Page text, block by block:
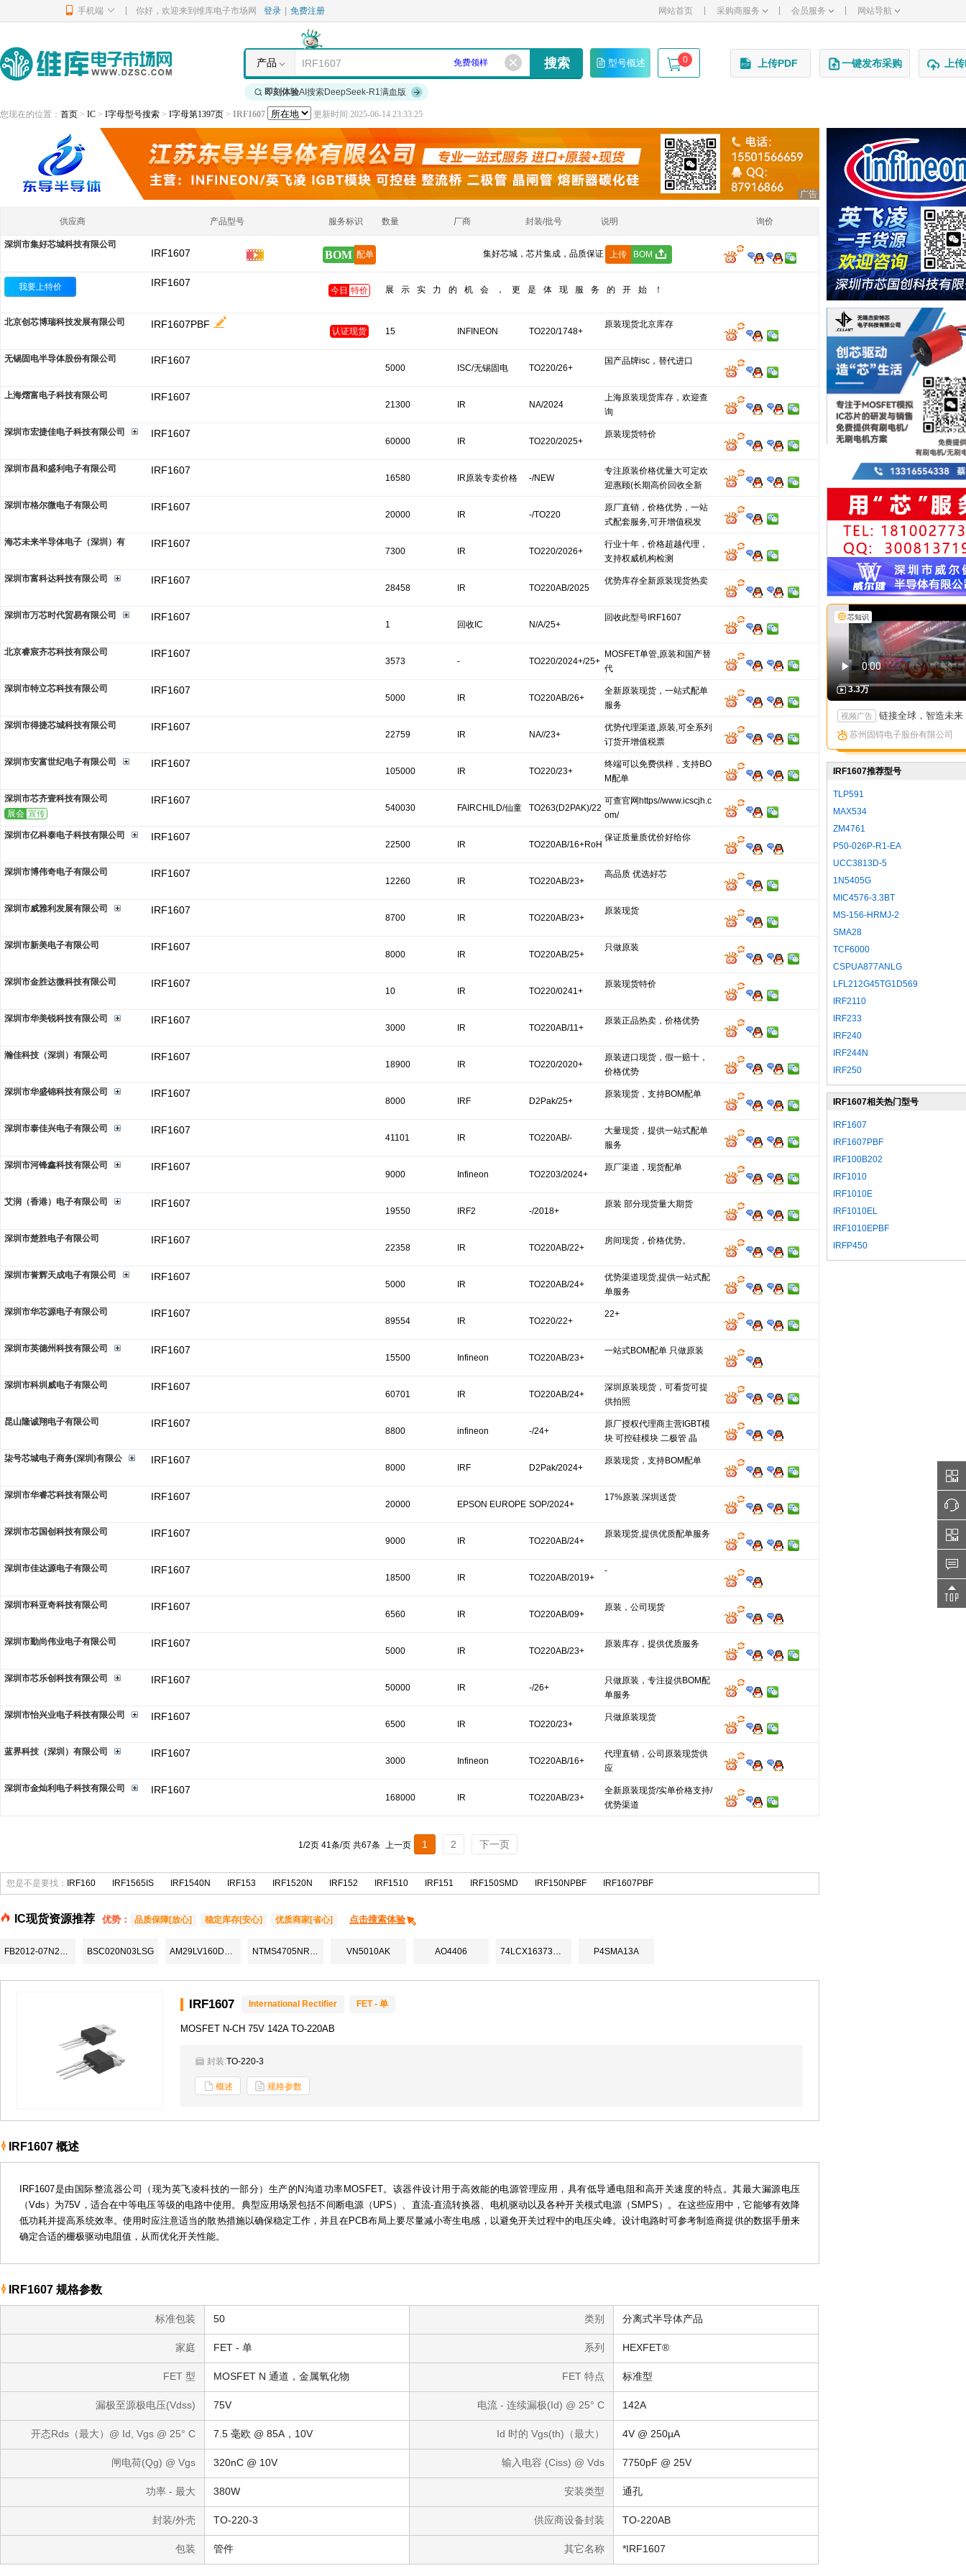
手机端 你好，欢迎来到维库电子市场网 登录 免费注册 网站首页 采购商服务 会员服务 网站导航
产品 免费领样 型号概述 0
即刻体验AI搜索DeepSeek-R1满血版
上传PDF 一键发布采购 上
您现在的位置： 首页 > IC > I字母型号搜索 > I字母第1397页 > IRF1607 更新时间:2025-06-14 23:33:25
广告
供应商 产品型号 服务标识 数量 厂商 封装/批号 说明 询价
深圳市集好芯城科技有限公司
IRF1607 BOM 配单 集好芯城，芯片集成，品质保证 上传 BOM
我要上特价 IRF1607
今日 特价 展示实力的机会，更是体现服务的开始！
北京创芯博瑞科技发展有限公司 IRF1607PBF
认证现货 15 INFINEON TO220/1748+
原装现货北京库存
无锡固电半导体股份有限公司 IRF1607
5000 ISC/无锡固电 TO220/26+
国产品牌isc，替代进口
上海熠富电子科技有限公司 IRF1607
21300 IR NA/2024
上海原装现货库存，欢迎查
询
深圳市宏捷佳电子科技有限公司
IRF1607
60000 IR TO220/2025+
原装现货特价
深圳市昌和盛利电子有限公司 IRF1607
16580 IR原装专卖价格 -/NEW
专注原装价格优量大可定欢
迎惠顾(长期高价回收全新
深圳市格尔微电子有限公司
IRF1607
20000 IR -/TO220
原厂直销，价格优势，一站
式配套服务,可开增值税发
海芯未来半导体电子（深圳）有
IRF1607
7300 IR TO220/2026+
行业十年，价格超越代理，
支持权威机构检测
深圳市富科达科技有限公司
IRF1607
28458 IR TO220AB/2025
优势库存全新原装现货热卖
深圳市万芯时代贸易有限公司 IRF1607
1 回收IC N/A/25+
回收此型号IRF1607
北京睿宸齐芯科技有限公司 IRF1607
3573 - TO220/2024+/25+
MOSFET单管,原装和国产替
代
深圳市特立芯科技有限公司
IRF1607
5000 IR TO220AB/26+
全新原装现货，一站式配单
服务
深圳市得捷芯城科技有限公司
IRF1607
22759 IR NA//23+
优势代理渠道,原装,可全系列
订货开增值税票
深圳市安富世纪电子有限公司
IRF1607
105000 IR TO220/23+
终端可以免费供样，支持BO
M配单
深圳市芯齐壹科技有限公司
展会 宣传
IRF1607
540030 FAIRCHILD/仙童 TO263(D2PAK)/22
+
可查官网https//www.icscjh.c
om/
深圳市亿科泰电子科技有限公司
IRF1607
22500 IR TO220AB/16+RoH
S
保证质量质优价好给你
深圳市博伟奇电子有限公司 IRF1607
12260 IR TO220AB/23+
高品质 优选好芯
深圳市威雅利发展有限公司 IRF1607
8700 IR TO220AB/23+
原装现货
深圳市新美电子有限公司 IRF1607
8000 IR TO220AB/25+
只做原装
深圳市金胜达微科技有限公司 IRF1607
10 IR TO220/0241+
原装现货特价
深圳市华美锐科技有限公司 IRF1607
3000 IR TO220AB/11+
原装正品热卖，价格优势
瀚佳科技（深圳）有限公司 IRF1607
18900 IR TO220/2020+
原装进口现货，假一赔十，
价格优势
深圳市华盛锦科技有限公司
IRF1607
8000 IRF D2Pak/25+
原装现货，支持BOM配单
深圳市泰佳兴电子有限公司 IRF1607
41101 IR TO220AB/-
大量现货，提供一站式配单
服务
深圳市河锋鑫科技有限公司
IRF1607
9000 Infineon TO2203/2024+
原厂渠道，现货配单
艾润（香港）电子有限公司 IRF1607
19550 IRF2 -/2018+
原装 部分现货量大期货
深圳市楚胜电子有限公司 IRF1607
22358 IR TO220AB/22+
房间现货，价格优势。
深圳市誉辉天成电子有限公司 IRF1607
5000 IR TO220AB/24+
优势渠道现货,提供一站式配
单服务
深圳市华芯源电子有限公司
IRF1607
89554 IR TO220/22+
22+
深圳市英德州科技有限公司 IRF1607
15500 Infineon TO220AB/23+
一站式BOM配单 只做原装
深圳市科圳威电子有限公司 IRF1607
60701 IR TO220AB/24+
深圳原装现货，可看货可提
供拍照
昆山隆诚翔电子有限公司
IRF1607
8800 infineon -/24+
原厂授权代理商主营IGBT模
块 可控硅模块 二极管 晶
柒号芯城电子商务(深圳)有限公
IRF1607
8000 IRF D2Pak/2024+
原装现货，支持BOM配单
深圳市华睿芯科技有限公司 IRF1607
20000 EPSON EUROPE SOP/2024+
17%原装.深圳送货
深圳市芯国创科技有限公司 IRF1607
9000 IR TO220AB/24+
原装现货,提供优质配单服务
深圳市佳达源电子有限公司 IRF1607
18500 IR TO220AB/2019+
-
深圳市科亚奇科技有限公司 IRF1607
6560 IR TO220AB/09+
原装，公司现货
深圳市勤尚伟业电子有限公司 IRF1607
5000 IR TO220AB/23+
原装库存，提供优质服务
深圳市芯乐创科技有限公司 IRF1607
50000 IR -/26+
只做原装，专注提供BOM配
单服务
深圳市怡兴业电子科技有限公司
IRF1607
6500 IR TO220/23+
只做原装现货
蓝界科技（深圳）有限公司 IRF1607
3000 Infineon TO220AB/16+
代理直销，公司原装现货供
应
深圳市金灿利电子科技有限公司
IRF1607
168000 IR TO220AB/23+
全新原装现货/实单价格支持/
优势渠道
1/2页 41条/页 共67条 上一页 1 2 下一页
您是不是要找： IRF160 IRF1565IS IRF1540N IRF153 IRF1520N IRF152 IRF1510 IRF151 IRF150SMD IRF150NPBF IRF1607PBF
IC现货资源推荐 优势： 品质保障[放心] 稳定库存[安心] 优质商家[省心] 点击搜索体验
FB2012-07N2R4CT/LF BSC020N03LSG AM29LV160DT-90EC NTMS4705NR2G VN5010AK AO4406 74LCX16373MTDX P4SMA13A
IRF1607 International Rectifier FET - 单
MOSFET N-CH 75V 142A TO-220AB
封装:TO-220-3
概述 规格参数
IRF1607 概述
IRF1607是由国际整流器公司（现为英飞凌科技的一部分）生产的N沟道功率MOSFET。该器件设计用于高效能的电源管理应用，具有低导通电阻和高开关速度的特点。其最大漏源电压
（Vds）为75V，适合在中等电压等级的电路中使用。典型应用场景包括不间断电源（UPS）、直流-直流转换器、电机驱动以及各种开关模式电源（SMPS）。在这些应用中，它能够有效降
低功耗并提高系统效率。使用时应注意适当的散热措施以确保稳定工作，并且在PCB布局上要尽量减小寄生电感，以避免开关过程中的电压尖峰。设计电路时可参考制造商提供的数据手册来
确定合适的栅极驱动电阻值，从而优化开关性能。
IRF1607 规格参数
标准包装 50 类别 分离式半导体产品
家庭 FET - 单 系列 HEXFET®
FET 型 MOSFET N 通道，金属氧化物 FET 特点 标准型
漏极至源极电压(Vdss) 75V 电流 - 连续漏极(Id) @ 25° C 142A
开态Rds（最大）@ Id, Vgs @ 25° C 7.5 毫欧 @ 85A，10V Id 时的 Vgs(th)（最大） 4V @ 250µA
闸电荷(Qg) @ Vgs 320nC @ 10V 输入电容 (Ciss) @ Vds 7750pF @ 25V
功率 - 最大 380W 安装类型 通孔
封装/外壳 TO-220-3 供应商设备封装 TO-220AB
包装 管件 其它名称 *IRF1607
芯知识
3.3万
视频广告 链接全球，智造未来：苏州固锝以创新矩阵亮相国际高端产
苏州固锝电子股份有限公司
IRF1607推荐型号
TLP591
MAX534
ZM4761
P50-026P-R1-EA
UCC3813D-5
1N5405G
MIC4576-3.3BT
MS-156-HRMJ-2
SMA28
TCF6000
CSPUA877ANLG
LFL212G45TG1D569
IRF2110
IRF233
IRF240
IRF244N
IRF250
IRF1607相关热门型号
IRF1607
IRF1607PBF
IRF100B202
IRF1010
IRF1010E
IRF1010EL
IRF1010EPBF
IRFP450